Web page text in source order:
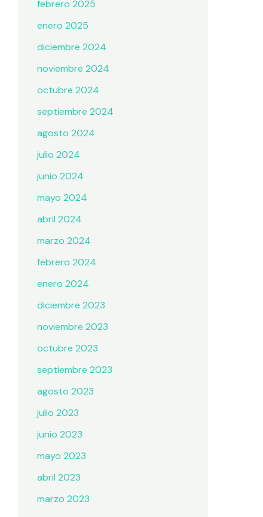
febrero 2025
enero 2025
diciembre 2024
noviembre 2024
octubre 2024
septiembre 2024
agosto 2024
julio 2024
junio 2024
mayo 2024
abril 2024
marzo 2024
febrero 2024
enero 2024
diciembre 2023
noviembre 2023
octubre 2023
septiembre 2023
agosto 2023
julio 2023
junio 2023
mayo 2023
abril 2023
marzo 2023